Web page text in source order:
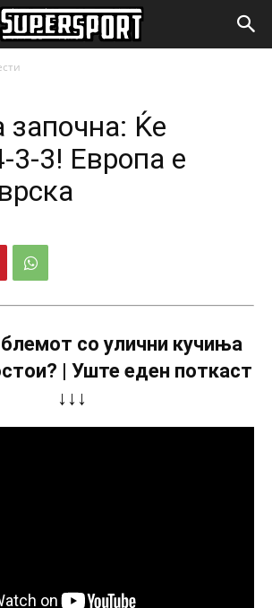
започна: Ќе
3-3! Европа е
со улични кучиња
| Уште еден поткаст
↓↓↓